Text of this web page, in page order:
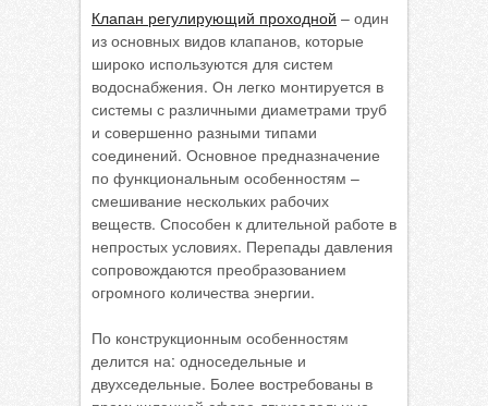
Клапан регулирующий проходной – один
из основных видов клапанов, которые
широко используются для систем
водоснабжения. Он легко монтируется в
системы с различными диаметрами труб
и совершенно разными типами
соединений. Основное предназначение
по функциональным особенностям –
смешивание нескольких рабочих
веществ. Способен к длительной работе в
непростых условиях. Перепады давления
сопровождаются преобразованием
огромного количества энергии.
По конструкционным особенностям
делится на: односедельные и
двухседельные. Более востребованы в